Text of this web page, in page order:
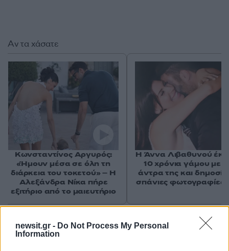
newsit.gr - Do Not Process My Personal
Information
Σχόλια
Αν τα χάσατε
Κωνσταντίνος Αργυρός:
«Ήμουν μέσα σε όλη τη
διάρκεια του τοκετού» – Η
Αλεξάνδρα Νίκα πήρε
εξιτήριο από το μαιευτήριο
Η Άννα Λιβαθυνού
10 χρόνια γάμου με
άντρα της και
σπάνιες φωτογραφίες